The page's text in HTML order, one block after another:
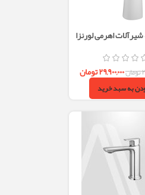
شیرآلات اهرمی لورنزا
تومان۲۹,۹۰۰,۰۰۰تومان
به سبد خرید